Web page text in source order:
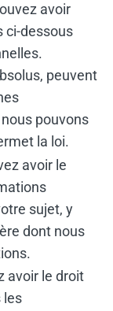
avoir
ci-dessous
peuvent
pouvons
la loi.
avoir le
sujet, y
dont nous
avoir le droit
les